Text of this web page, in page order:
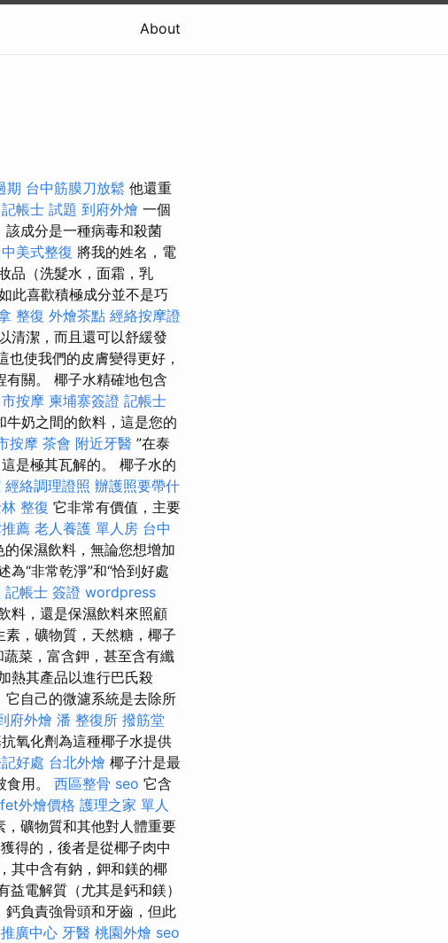
About
期 台中筋膜刀放鬆 他還重
記帳士 試題 到府外燴 一個
成分是一種病毒和殺菌
美式整復 將我的姓名，電
品（洗髮水，面霜，乳
此喜歡積極成分並不是巧
整復 外燴茶點 經絡按摩證
清潔，而且還可以舒緩發
也使我們的皮膚變得更好，
有關。 椰子水精確地包含
按摩 柬埔寨簽證 記帳士
牛奶之間的飲料，這是您的
按摩 茶會 附近牙醫 ”在泰
是極其瓦解的。 椰子水的
經絡調理證照 辦護照要帶什
整復 它非常有價值，主要
薦 老人養護 單人房 台中
保濕飲料，無論您想增加
“非常乾淨”和“恰到好處
記帳士 簽證 wordpress
料，還是保濕飲料來照顧
素，礦物質，天然糖，椰子
菜，富含鉀，甚至含有纖
熱其產品以進行巴氏殺
它自己的微濾系統是去除所
府外燴 潘 整復所 撥筋堂
氧化劑為這種椰子水提供
好處 台北外燴 椰子汁是最
用。 西區整骨 seo 它含
外燴價格 護理之家 單人
礦物質和其他對人體重要
得的，後者是從椰子肉中
其中含有鈉，鉀和鎂的椰
益電解質（尤其是鈣和鎂）
鈣負責強骨頭和牙齒，但此
廣中心 牙醫 桃園外燴 seo